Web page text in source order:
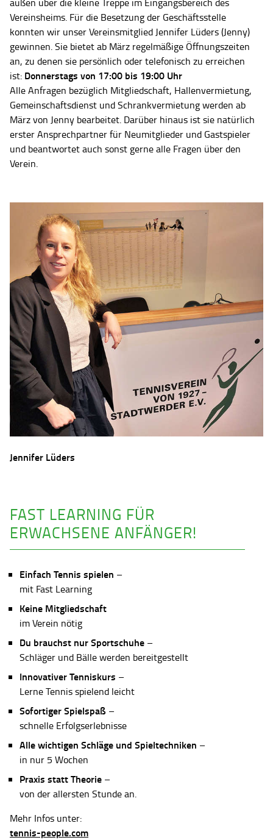
außen über die kleine Treppe im Eingangsbereich des
Vereinsheims. Für die Besetzung der Geschäftsstelle
konnten wir unser Vereinsmitglied Jennifer Lüders (Jenny)
gewinnen. Sie bietet ab März regelmäßige Öffnungszeiten
an, zu denen sie persönlich oder telefonisch zu erreichen
ist: Donnerstags von 17:00 bis 19:00 Uhr
Alle Anfragen bezüglich Mitgliedschaft, Hallenvermietung,
Gemeinschaftsdienst und Schrankvermietung werden ab
März von Jenny bearbeitet. Darüber hinaus ist sie natürlich
erster Ansprechpartner für Neumitglieder und Gastspieler
und beantwortet auch sonst gerne alle Fragen über den
Verein.
Jennifer Lüders
FAST LEARNING FÜR
ERWACHSENE ANFÄNGER!
Einfach Tennis spielen –
mit Fast Learning
Keine Mitgliedschaft
im Verein nötig
Du brauchst nur Sportschuhe –
Schläger und Bälle werden bereitgestellt
Innovativer Tenniskurs –
Lerne Tennis spielend leicht
Sofortiger Spielspaß –
schnelle Erfolgserlebnisse
Alle wichtigen Schläge und Spieltechniken –
in nur 5 Wochen
Praxis statt Theorie –
von der allersten Stunde an.
Mehr Infos unter:
tennis-people.com